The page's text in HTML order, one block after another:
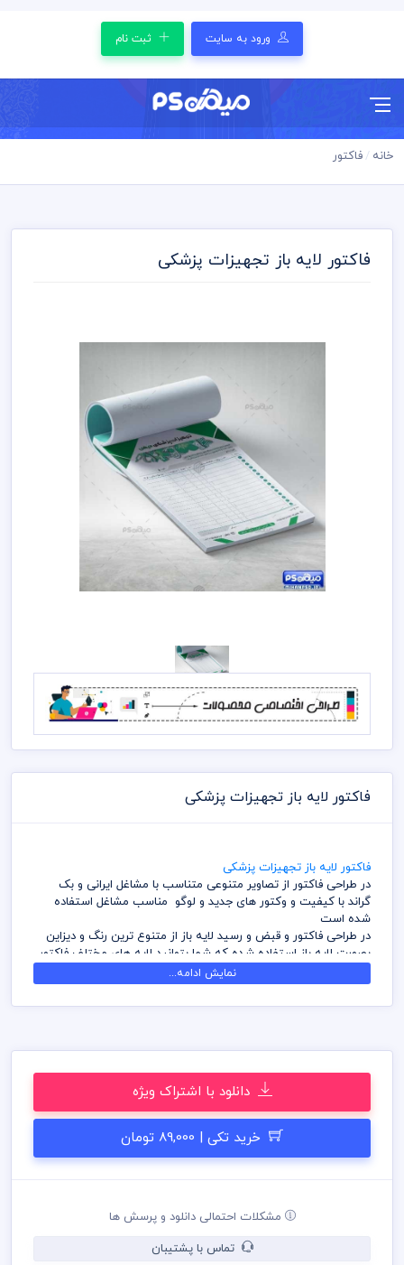
ورود به سایت ثبت نام
خانه فاکتور
دانلود با اشتراک ویژه
خرید تکی | 89,000 تومان
مشکلات احتمالی دانلود و پرسش ها
تماس با پشتیبان
فاکتور لایه باز تجهیزات پزشکی
فاکتور لایه باز تجهیزات پزشکی
فاکتور لایه باز تجهیزات پزشکی
در طراحی فاکتور از تصاویر متنوعی متناسب با مشاغل ایرانی و بک
گراند با کیفیت و وکتور های جدید و لوگو مناسب مشاغل استفاده
شده است
در طراحی فاکتور و قبض و رسید لایه باز از متنوع ترین رنگ و دیزاین
بصورت لایه باز استفاده شده که شما بتوانید لایه های مختلف فاکتور
را به سلیقه ویرایش و استفاده نمائید
کامل ترین آرشیو لایه باز فاکتور و قبض، رسید که می توانید با خیالی
راحت با تهیه بسته های اشتراک ویژه به هزاران طرح لایه باز دسترسی
باشد
کلیه طراحی های فاکتور بصورت لایه باز و با فرمت فتوشاپ می باشد
که می توانید جهت ویرایش از نرم افزار فتوشاپ استفاده نمائید
شما می توانید چاپ فاکتور های موجود در وب سایت میهن پی اس
دی را نزد چاپخانه مجموعه چاپ و در سراسر کشور دریافت نمائید
برای دانلود فاکتور و طرح لایه باز به صورت به صرفه می توانید از بسته
پنتت رنگی . مد رنگی و کیفیت مناسب عکس و وکتور به عهده خریدار
در طراحی فاکتور از لوگو و نشان های تجاری نمادین استفاده شده
نمایش ادامه...